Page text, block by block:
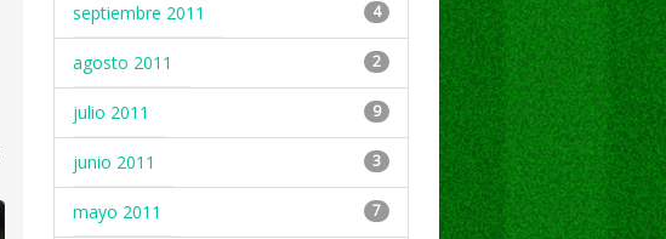
septiembre 2011 4
agosto 2011 2
julio 2011 9
junio 2011 3
mayo 2011 7